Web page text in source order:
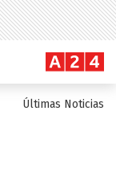
Últimas Noticias